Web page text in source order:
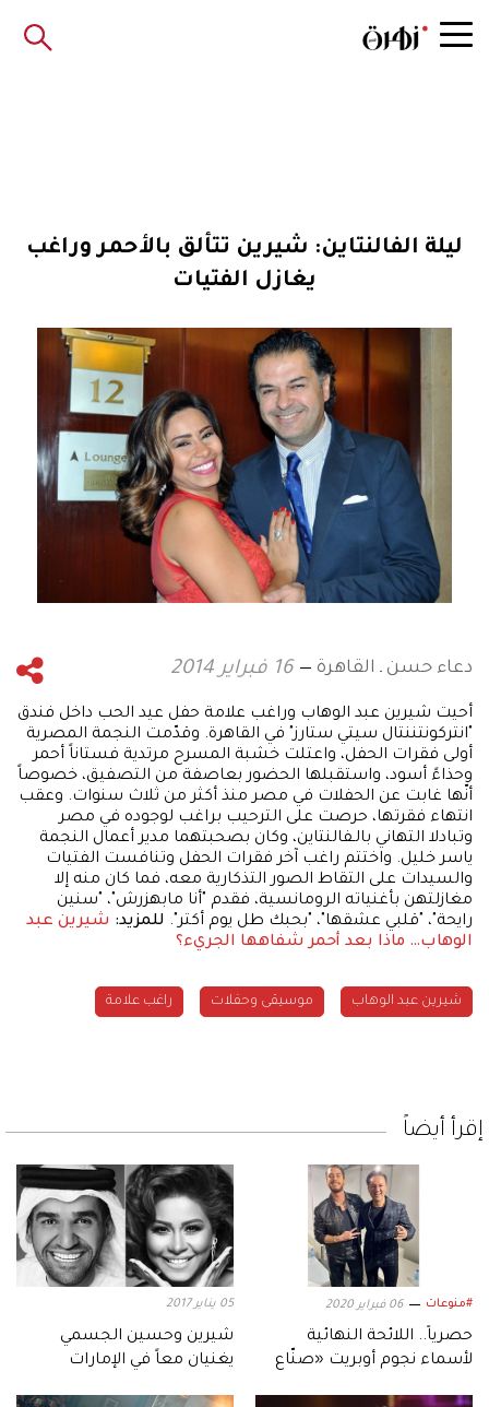
ليلة الفالنتاين: شيرين تتألق بالأحمر وراغب
يغازل الفتيات
دعاء حسن ـ القاهرة 16 فبراير 2014
أحيت شيرين عبد الوهاب وراغب علامة حفل عيد الحب داخل فندق
"انتركونتننتال سيتي ستارز" في القاهرة. وقدّمت النجمة المصرية
أولى فقرات الحفل، واعتلت خشبة المسرح مرتدية فستاناً أحمر
وحذاءً أسود، واستقبلها الحضور بعاصفة من التصفيق، خصوصاً
أنّها غابت عن الحفلات في مصر منذ أكثر من ثلاث سنوات. وعقب
انتهاء فقرتها، حرصت على الترحيب براغب لوجوده في مصر
وتبادلا التهاني بالـفالنتاين، وكان بصحبتهما مدير أعمال النجمة
ياسر خليل. واختتم راغب آخر فقرات الحفل وتنافست الفتيات
والسيدات على التقاط الصور التذكارية معه، فما كان منه إلا
مغازلتهن بأغنياته الرومانسية، فقدم "أنا مابهزرش"، "سنين
رايحة"، "قلبي عشقها"، "بحبك طل يوم أكتر". للمزيد: شيرين عبد
الوهاب… ماذا بعد أحمر شفاهها الجريء؟
شيرين عبد الوهاب موسيقى وحفلات راغب علامة
إقرأ أيضاً
#منوعات 06 فبراير 2020
حصرياً.. اللائحة النهائية
لأسماء نجوم أوبريت «صنّاع
05 يناير 2017
شيرين وحسين الجسمي
يغنيان معاً في الإمارات